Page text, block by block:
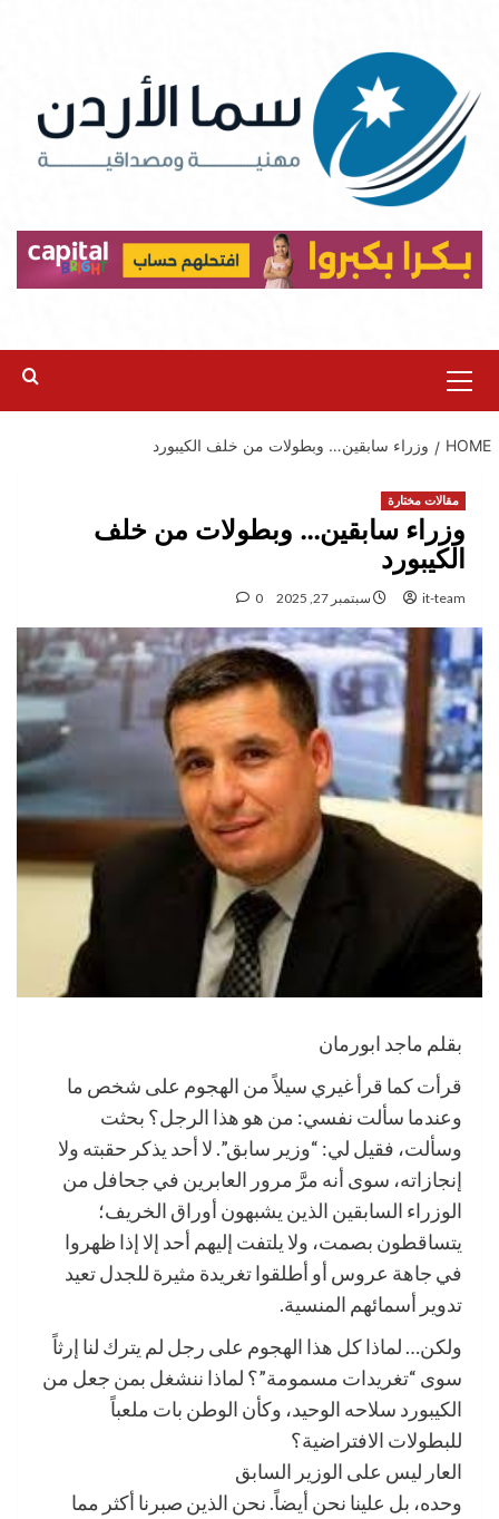
content
Menu
HOME وزراء سابقين… وبطولات من خلف الكيبورد
مقالات مختارة
وزراء سابقين… وبطولات من خلف
الكيبورد
it-team سبتمبر 27, 2025 0
بقلم ماجد ابورمان
قرأت كما قرأ غيري سيلاً من الهجوم على شخص ما
وعندما سألت نفسي: من هو هذا الرجل؟ بحثت
وسألت، فقيل لي: “وزير سابق”. لا أحد يذكر حقبته ولا
إنجازاته، سوى أنه مرَّ مرور العابرين في جحافل من
الوزراء السابقين الذين يشبهون أوراق الخريف؛
يتساقطون بصمت، ولا يلتفت إليهم أحد إلا إذا ظهروا
في جاهة عروس أو أطلقوا تغريدة مثيرة للجدل تعيد
تدوير أسمائهم المنسية.
ولكن… لماذا كل هذا الهجوم على رجل لم يترك لنا إرثاً
سوى “تغريدات مسمومة”؟ لماذا ننشغل بمن جعل من
الكيبورد سلاحه الوحيد، وكأن الوطن بات ملعباً
للبطولات الافتراضية؟
العار ليس على الوزير السابق
وحده، بل علينا نحن أيضاً. نحن الذين صبرنا أكثر مما